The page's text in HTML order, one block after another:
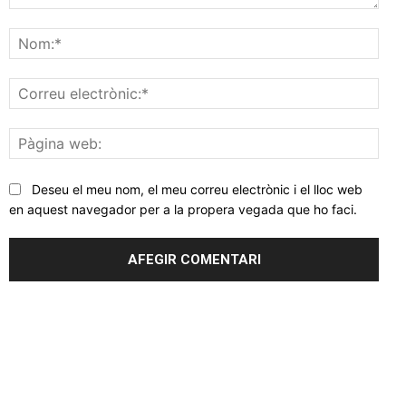
web:
Deseu el meu nom, el meu correu electrònic i el lloc web
en aquest navegador per a la propera vegada que ho faci.